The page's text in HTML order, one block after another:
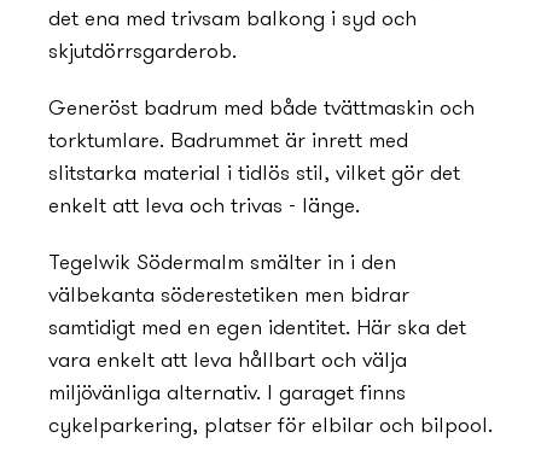
det ena med trivsam balkong i syd och
skjutdörrsgarderob.
Generöst badrum med både tvättmaskin och
torktumlare. Badrummet är inrett med
slitstarka material i tidlös stil, vilket gör det
enkelt att leva och trivas - länge.
Tegelwik Södermalm smälter in i den
välbekanta söderestetiken men bidrar
samtidigt med en egen identitet. Här ska det
vara enkelt att leva hållbart och välja
miljövänliga alternativ. I garaget finns
cykelparkering, platser för elbilar och bilpool.